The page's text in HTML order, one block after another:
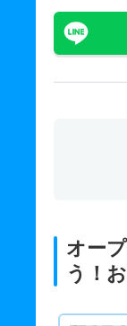
オー
う！